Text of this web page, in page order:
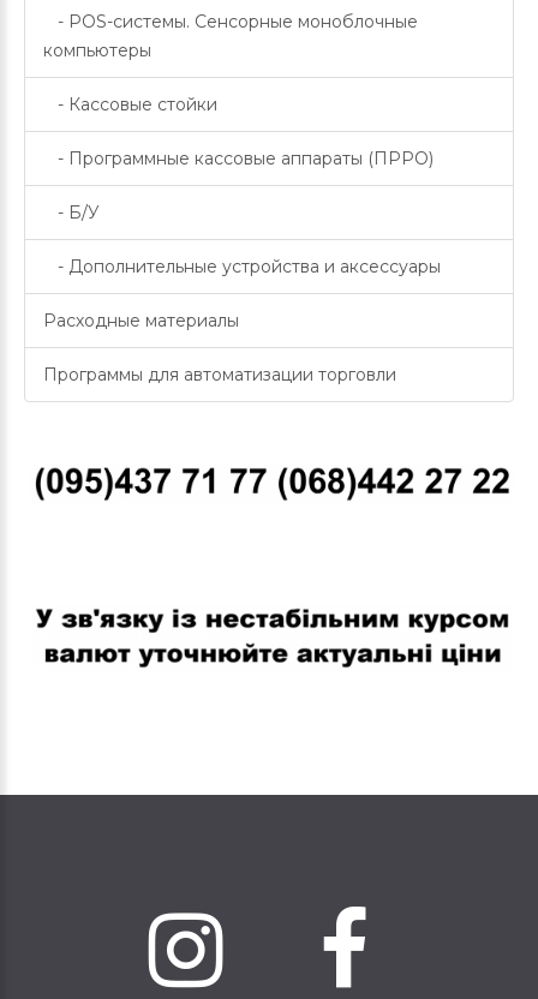
- POS-системы. Сенсорные моноблочные
компьютеры
- Кассовые стойки
- Программные кассовые аппараты (ПРРО)
- Б/У
- Дополнительные устройства и аксессуары
Расходные материалы
Программы для автоматизации торговли